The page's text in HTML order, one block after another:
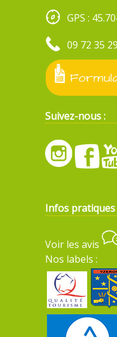
GPS :
09 72 35
Suivez-nous :
Infos pratiques
Voir les avis
Nos labels :